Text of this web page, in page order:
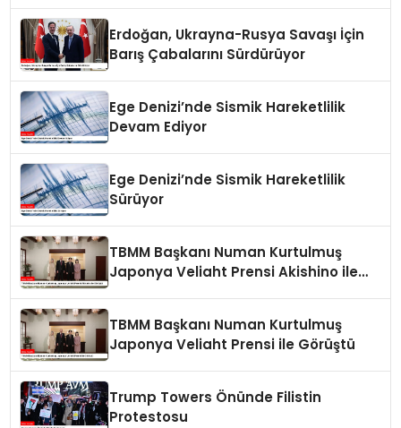
Erdoğan, Ukrayna-Rusya Savaşı İçin
Barış Çabalarını Sürdürüyor
Ege Denizi’nde Sismik Hareketlilik
Devam Ediyor
Ege Denizi’nde Sismik Hareketlilik
Sürüyor
TBMM Başkanı Numan Kurtulmuş
Japonya Veliaht Prensi Akishino ile
TBMM Başkanı Numan Kurtulmuş
Japonya Veliaht Prensi ile Görüştü
Trump Towers Önünde Filistin
Protestosu